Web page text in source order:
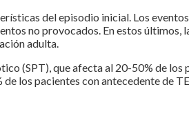
del episodio inicial. Los
no provocados. En estos
adulta.
(SPT), que afecta al 20-50% de
los pacientes con antecedente de